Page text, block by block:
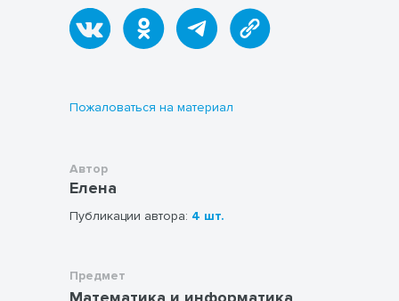
Пожаловаться на материал
Автор
Елена
Публикации автора: 4 шт.
Предмет